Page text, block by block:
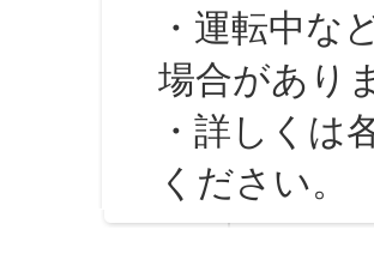
・運転中な
場合があり
・詳しくは
ください。